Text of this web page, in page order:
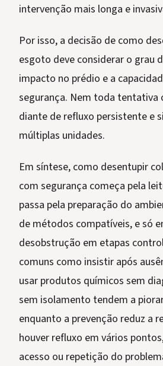
intervenção mais longa e
Por isso, a decisão de como
esgoto deve considerar o grau
impacto no prédio e a
segurança. Nem toda tentativa
diante de refluxo persistente e
múltiplas unidades.
Em síntese, como desentupir
com segurança começa pela
passa pela preparação do
de métodos compatíveis, e só
desobstrução em etapas
comuns como insistir após
usar produtos químicos sem
sem isolamento tendem a
enquanto a prevenção reduz a
houver refluxo em vários
acesso ou repetição do